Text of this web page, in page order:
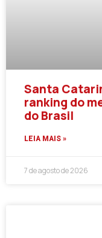
Santa
ranking do
do Brasil
LEIA MAIS »
7 de agosto de 2026